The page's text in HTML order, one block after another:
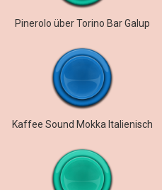
Pinerolo über Torino Bar Galup
Kaffee Sound Mokka Italienisch